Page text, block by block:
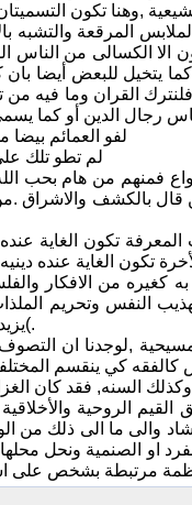
والتشبه
الا الكسالى من
يتخيل للبعض أيضا
القران وما فيه
لفو العمائم
لم تطو تلك
فمنهم من هام بحب
قال بالكشف والاشراق
تكون الغاية
كغيره من الافكار
النفس وتحريم
يزيد البسطامي هي فكره بوذية وتسمى(نرفانا(.
,لوجدنا ان
كالفقه كي ينقسم
الروحية
والى ما الى ذلك من
او الصنمية ونحل محلها
مرتبطة بشخص على